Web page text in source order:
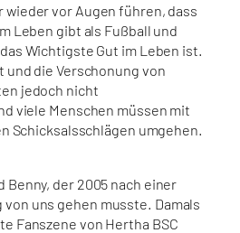
wieder vor Augen führen, dass
Leben gibt als Fußball und
Wichtigste Gut im Leben ist.
die Verschonung von
jedoch nicht
viele Menschen müssen mit
Schicksalsschlägen umgehen.
Benny, der 2005 nach einer
uns gehen musste. Damals
Fanszene von Hertha BSC